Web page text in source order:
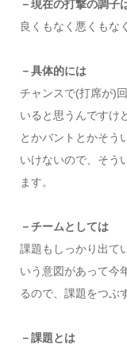
－現在の打撃の調子
良くもなく悪くもな
－具体的には
チャンスで(打席が)
いると思うんですけ
とかバントとかそう
いけないので、そう
ます。
－チームとしては
課題もしっかり出て
いう意図があって今
るので、課題をつぶ
－課題とは